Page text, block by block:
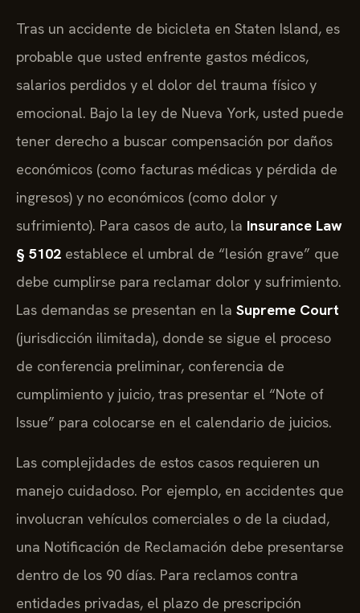
Tras un accidente de bicicleta en Staten Island, es
probable que usted enfrente gastos médicos,
salarios perdidos y el dolor del trauma físico y
emocional. Bajo la ley de Nueva York, usted puede
tener derecho a buscar compensación por daños
económicos (como facturas médicas y pérdida de
ingresos) y no económicos (como dolor y
sufrimiento). Para casos de auto, la Insurance Law
§ 5102 establece el umbral de “lesión grave” que
debe cumplirse para reclamar dolor y sufrimiento.
Las demandas se presentan en la Supreme Court
(jurisdicción ilimitada), donde se sigue el proceso
de conferencia preliminar, conferencia de
cumplimiento y juicio, tras presentar el “Note of
Issue” para colocarse en el calendario de juicios.
Las complejidades de estos casos requieren un
manejo cuidadoso. Por ejemplo, en accidentes que
involucran vehículos comerciales o de la ciudad,
una Notificación de Reclamación debe presentarse
dentro de los 90 días. Para reclamos contra
entidades privadas, el plazo de prescripción